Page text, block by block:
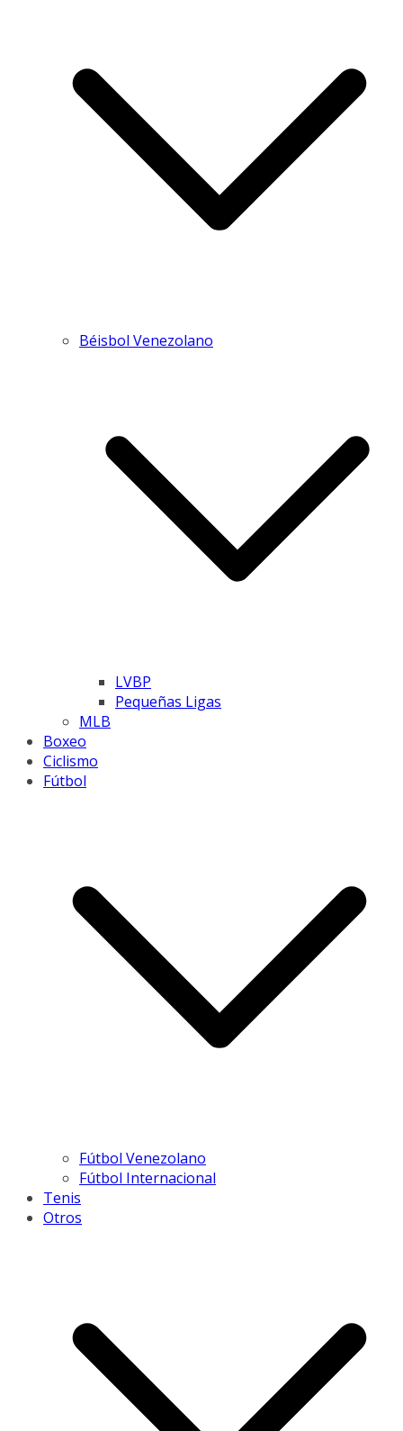
Béisbol Venezolano
LVBP
Pequeñas Ligas
MLB
Boxeo
Ciclismo
Fútbol
Fútbol Venezolano
Fútbol Internacional
Tenis
Otros